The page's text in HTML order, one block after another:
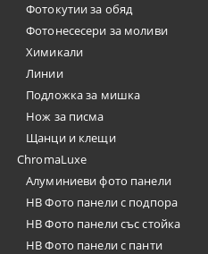
Фотокутии за обяд
Фотонесесери за моливи
Химикали
Линии
Подложка за мишка
Нож за писма
Щанци и клещи
ChromaLuxe
Алуминиеви фото панели
HB Фото панели с подпора
HB Фото панели със стойка
HB Фото панели с панти